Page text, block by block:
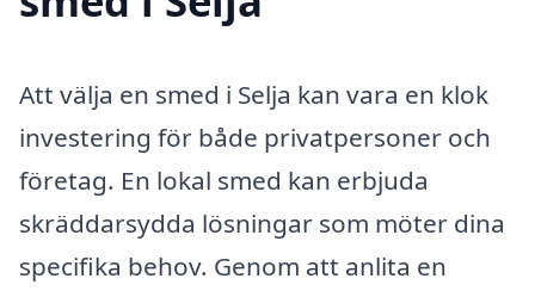
Att välja en smed i Selja kan vara en klok
investering för både privatpersoner och
företag. En lokal smed kan erbjuda
skräddarsydda lösningar som möter dina
specifika behov. Genom att anlita en